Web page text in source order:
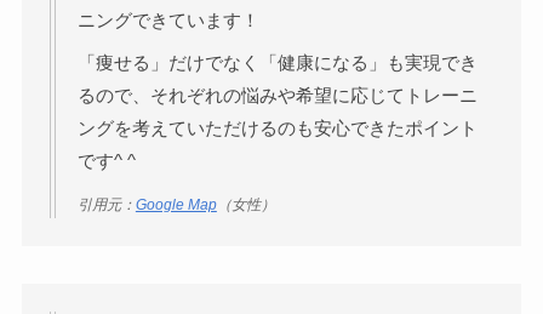
ニングできています！
「痩せる」だけでなく「健康になる」も実現でき
るので、それぞれの悩みや希望に応じてトレーニ
ングを考えていただけるのも安心できたポイント
です^ ^
引用元： Google Map（女性）